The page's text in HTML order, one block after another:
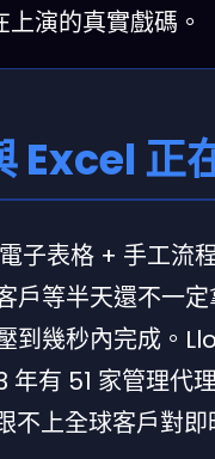
演的真實戲碼。
Excel 正
子表格 + 手工流
戶等半天還不一
到幾秒內完成。
有 51 家管理代
上全球客戶對